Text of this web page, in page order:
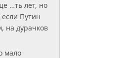
…ть лет, но
если Путин
на дурачков
мало